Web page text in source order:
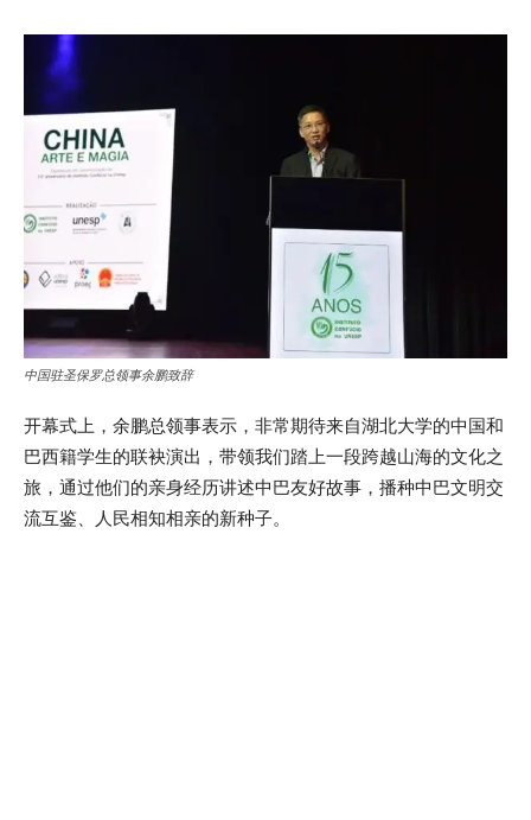
中国驻圣保罗总领事余鹏致辞
开幕式上，余鹏总领事表示，非常期待来自湖北大学的中国和
巴西籍学生的联袂演出，带领我们踏上一段跨越山海的文化之
旅，通过他们的亲身经历讲述中巴友好故事，播种中巴文明交
流互鉴、人民相知相亲的新种子。